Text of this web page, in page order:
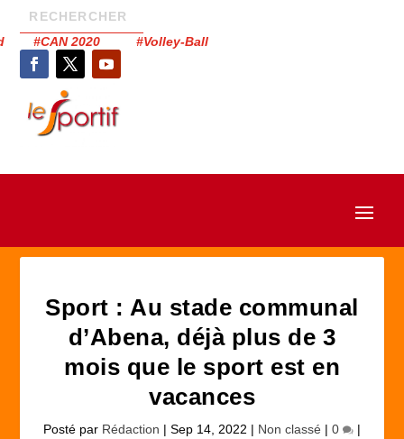
#CAN 2020 #Volley-Ball
Sport : Au stade communal
d’Abena, déjà plus de 3
mois que le sport est en
vacances
Posté par Rédaction | Sep 14, 2022 | Non classé | 0 |